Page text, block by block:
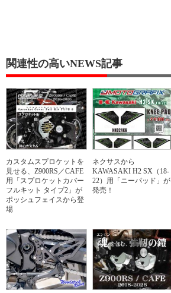
関連性の高いNEWS記事
カスタムスプロケットを
見せる、Z900RS／CAFE
用「スプロケットカバー
フルキット タイプ2」が
ポッシュフェイスから登
場
ネクサスから
KAWASAKI H2 SX（18-
22）用「ニーパッド」が
発売！